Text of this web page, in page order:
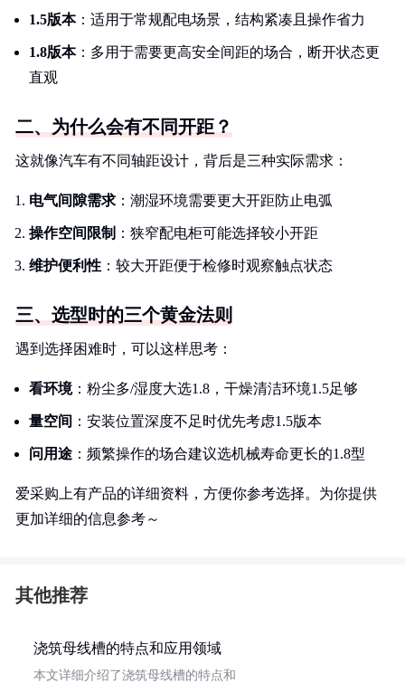
1.5版本：适用于常规配电场景，结构紧凑且操作省力
1.8版本：多用于需要更高安全间距的场合，断开状态更
直观
二、为什么会有不同开距？
这就像汽车有不同轴距设计，背后是三种实际需求：
电气间隙需求 ：潮湿环境需要更大开距防止电弧
操作空间限制 ：狭窄配电柜可能选择较小开距
维护便利性 ：较大开距便于检修时观察触点状态
三、选型时的三个黄金法则
遇到选择困难时，可以这样思考：
看环境：粉尘多/湿度大选1.8，干燥清洁环境1.5足够
量空间 ：安装位置深度不足时优先考虑1.5版本
问用途 ：频繁操作的场合建议选机械寿命更长的1.8型
爱采购上有产品的详细资料，方便你参考选择。为你提供
更加详细的信息参考～
其他推荐
浇筑母线槽的特点和应用领域
本文详细介绍了浇筑母线槽的特点和